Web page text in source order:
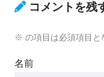
コメントを残
※ の項目は必須項目と
名前